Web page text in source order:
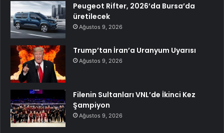
Peugeot Rifter, 2026’da Bursa’da
üretilecek
Ağustos 9, 2026
Trump’tan İran’a Uranyum Uyarısı
Ağustos 9, 2026
Filenin Sultanları VNL’de İkinci Kez
Şampiyon
Ağustos 9, 2026